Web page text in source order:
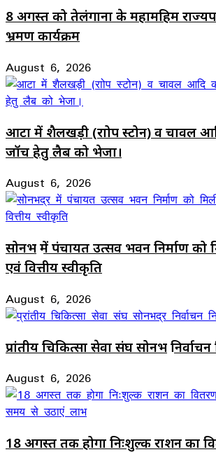
8 अगस्त को तेलंगाना के महामहिम
भ्रमण कार्यक्रम
August 6, 2026
आटा में शैलखड़ी (राोप स्टोन) व चावल
जॉच हेतु लैब को भेजा।
August 6, 2026
सोनभद्र में पंचायत उत्सव भवन निर्माण को
एवं वित्तीय स्वीकृति
August 6, 2026
प्रांतीय चिकित्सा सेवा संघ सोनभद्र निर्वाचन
August 6, 2026
18 अगस्त तक होगा निःशुल्क राशन का